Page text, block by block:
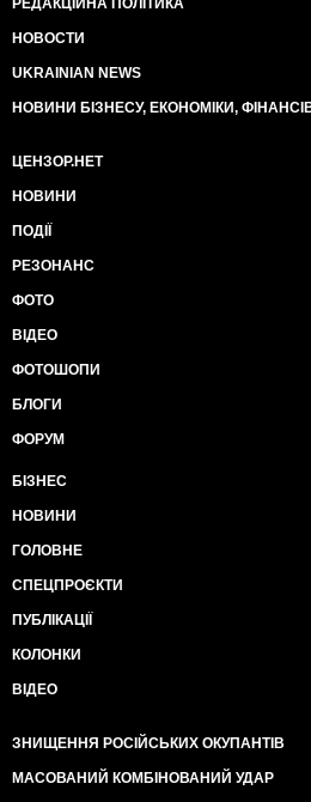
РЕДАКЦІЙНА ПОЛІТИКА
НОВОСТИ
UKRAINIAN NEWS
НОВИНИ БІЗНЕСУ, ЕКОНОМІКИ,
ЦЕНЗОР.НЕТ
НОВИНИ
ПОДІЇ
РЕЗОНАНС
ФОТО
ВІДЕО
ФОТОШОПИ
БЛОГИ
ФОРУМ
БІЗНЕС
НОВИНИ
ГОЛОВНЕ
СПЕЦПРОЄКТИ
ПУБЛІКАЦІЇ
КОЛОНКИ
ВІДЕО
ЗНИЩЕННЯ РОСІЙСЬКИХ ОКУПАНТІВ
МАСОВАНИЙ КОМБІНОВАНИЙ УДАР